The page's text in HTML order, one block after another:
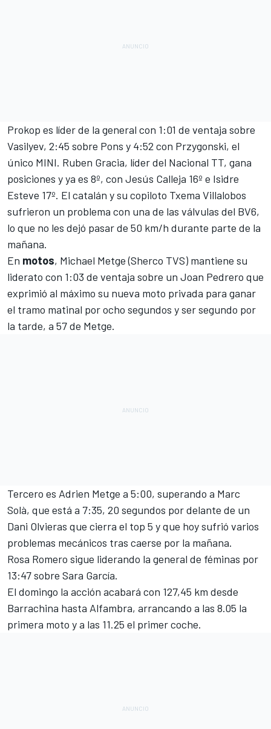
Prokop es líder de la general con 1:01 de ventaja sobre
Vasilyev, 2:45 sobre Pons y 4:52 con Przygonski, el
único MINI. Ruben Gracia, líder del Nacional TT, gana
posiciones y ya es 8º, con Jesús Calleja 16º e Isidre
Esteve 17º. El catalán y su copiloto Txema Villalobos
sufrieron un problema con una de las válvulas del BV6,
lo que no les dejó pasar de 50 km/h durante parte de la
mañana.
En motos, Michael Metge (Sherco TVS) mantiene su
liderato con 1:03 de ventaja sobre un Joan Pedrero que
exprimió al máximo su nueva moto privada para ganar
el tramo matinal por ocho segundos y ser segundo por
la tarde, a 57 de Metge.
Tercero es Adrien Metge a 5:00, superando a Marc
Solà, que está a 7:35, 20 segundos por delante de un
Dani Olvieras que cierra el top 5 y que hoy sufrió varios
problemas mecánicos tras caerse por la mañana.
Rosa Romero sigue liderando la general de féminas por
13:47 sobre Sara García.
El domingo la acción acabará con 127,45 km desde
Barrachina hasta Alfambra, arrancando a las 8.05 la
primera moto y a las 11.25 el primer coche.